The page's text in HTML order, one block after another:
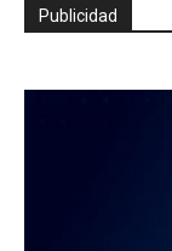
Publicidad